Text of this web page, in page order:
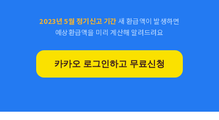
2023년 5월 정기신고 기간새 환급액이 발생하면
예상환급액을 미리 계산해 알려드려요
카카오 로그인하고 무료신청